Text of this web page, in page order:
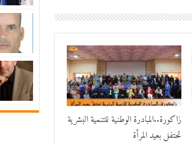
زاكورة..المبادرة الوطنية للتنمية البشرية
تحتفل بعيد المرأة